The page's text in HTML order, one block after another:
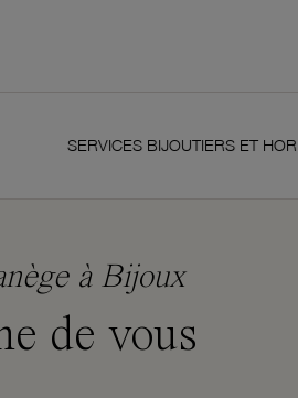
SERVICES BIJOUTIERS ET
à Bijoux
de vous